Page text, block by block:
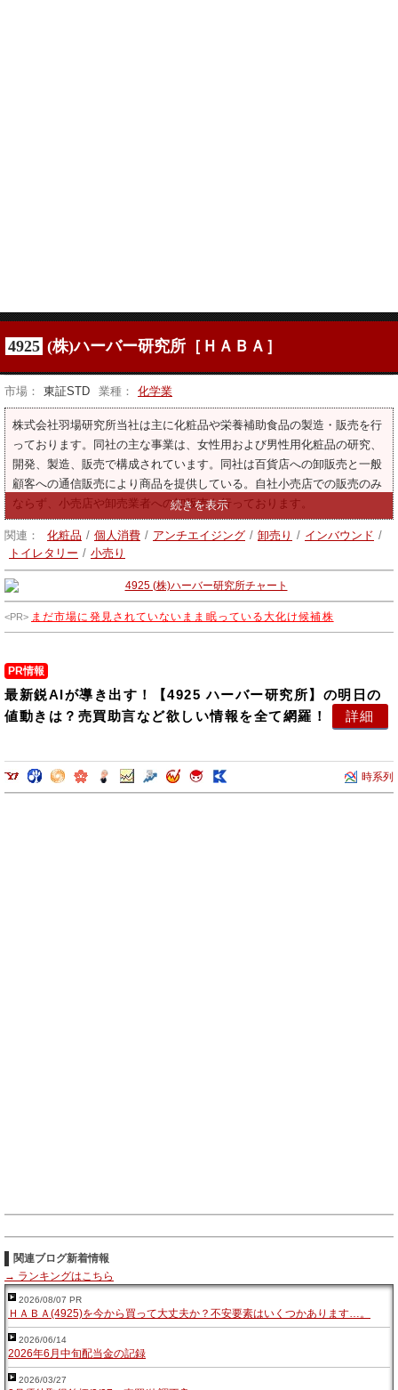
4925 (株)ハーバー研究所［ＨＡＢＡ］
市場： 東証STD 業種： 化学業
株式会社羽場研究所当社は主に化粧品や栄養補助食品の製造・販売を行
っております。同社の主な事業は、女性用および男性用化粧品の研究、
開発、製造、販売で構成されています。同社は百貨店への卸販売と一般
顧客への通信販売により商品を提供している。自社小売店での販売のみ
ならず、小売店や卸売業者への卸販売も行っております。
関連： 化粧品 / 個人消費 / アンチエイジング / 卸売り / インバウンド /
トイレタリー / 小売り
まだ市場に発見されていないまま眠っている大化け候補株
PR情報
最新鋭AIが導き出す！【4925 ハーバー研究所】の明日の
値動きは？売買助言など欲しい情報を全て網羅！
詳細
時系列
関連ブログ新着情報
→ ランキングはこちら
2026/08/07 PR
ＨＡＢＡ(4925)を今から買って大丈夫か？不安要素はいくつかあります…。
2026/06/14
2026年6月中旬配当金の記録
2026/03/27